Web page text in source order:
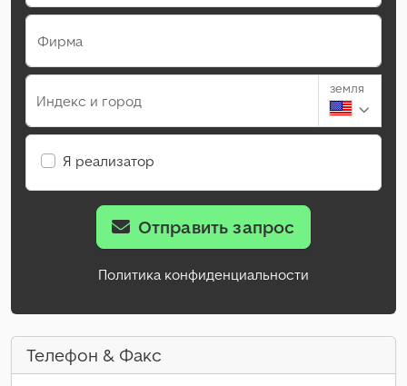
Фирма
Индекс и город
земля
Я реализатор
Отправить запрос
Политика конфиденциальности
Телефон & Факс